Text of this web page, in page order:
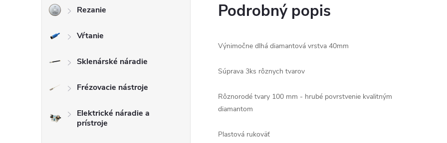
Rezanie
Vŕtanie
Sklenárské náradie
Frézovacie nástroje
Elektrické náradie a
prístroje
Podrobný popis
Výnimočne dlhá diamantová vrstva 40mm
Súprava 3ks rôznych tvarov
Rôznorodé tvary 100 mm - hrubé povrstvenie kvalitným
diamantom
Plastová rukoväť